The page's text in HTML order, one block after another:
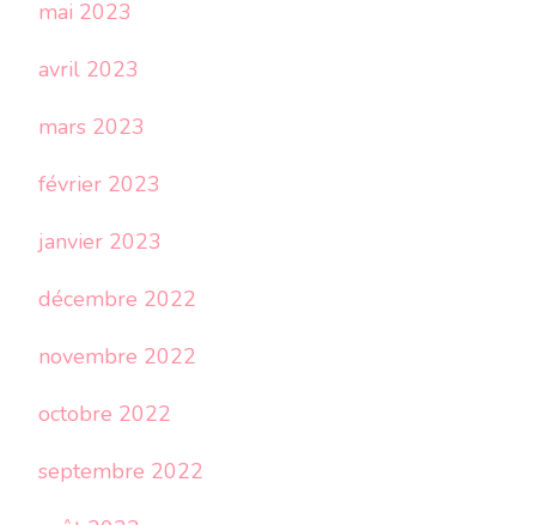
mai 2023
avril 2023
mars 2023
février 2023
janvier 2023
décembre 2022
novembre 2022
octobre 2022
septembre 2022